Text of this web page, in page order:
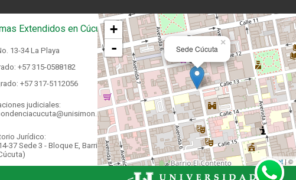
Extendidos en Cúcuta
13-34 La Playa
+57 315-0588182
+57 317-5112056
judiciales:
Jurídico:
37 Sede 3 - Bloque E, Barrio La
×
Sede Cúcuta
+
-
Leaflet| ©